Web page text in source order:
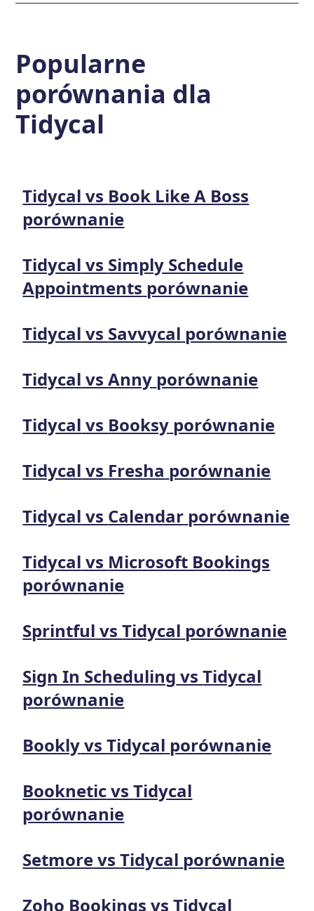
Popularne
porównania dla
Tidycal
Tidycal vs Book Like A Boss
porównanie
Tidycal vs Simply Schedule
Appointments porównanie
Tidycal vs Savvycal porównanie
Tidycal vsAnny porównanie
Tidycal vs Booksy porównanie
Tidycal vs Fresha porównanie
Tidycal vs Calendar porównanie
Tidycal vs Microsoft Bookings
porównanie
Sprintful vsTidycal porównanie
Sign In Scheduling vsTidycal
porównanie
BooklyvsTidycal porównanie
BookneticvsTidycal
porównanie
SetmorevsTidycal porównanie
Zoho Bookings vsTidycal